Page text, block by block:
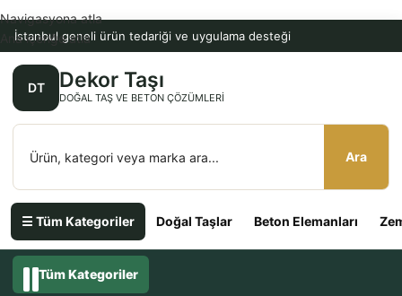
İstanbul geneli ürün tedariği ve uygulama desteği
DT Dekor Taşı
DOĞAL TAŞ VE BETON ÇÖZÜMLERI
Ara
☰ Tüm Kategoriler Doğal Taşlar Beton Elemanları
Navigasyona atla
Ana içeriğe atla
Tüm Kategoriler